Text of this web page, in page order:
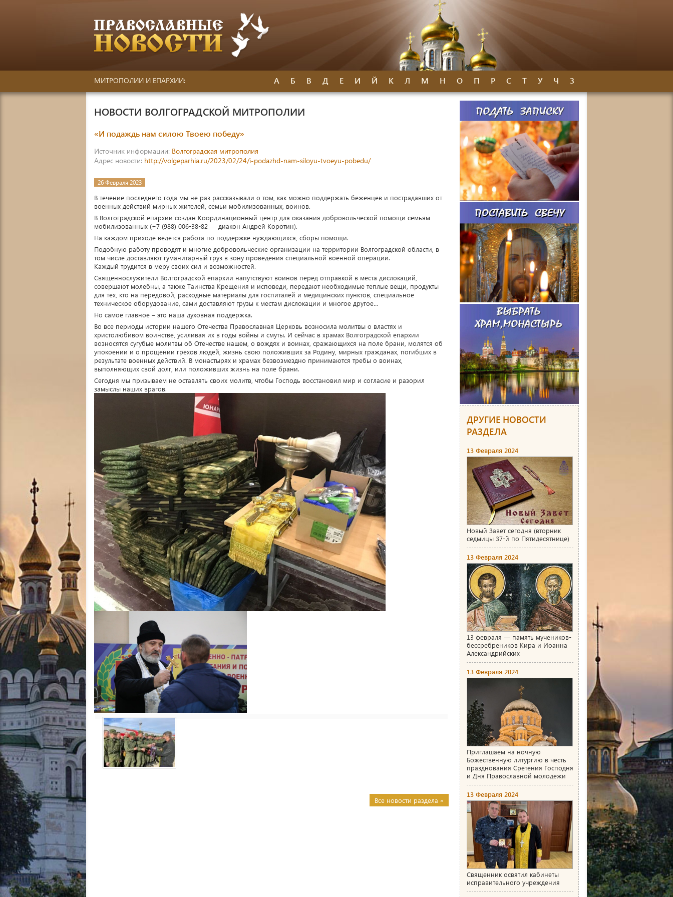
МИТРОПОЛИИ И ЕПАРХИИ: А Б В Д Е И Й К Л М Н О П Р С Т У Ч З
НОВОСТИ ВОЛГОГРАДСКОЙ МИТРОПОЛИИ
«И подаждь нам силою Твоею победу»
Источник информации: Волгоградская митрополия
Адрес новости: http://volgeparhia.ru/2023/02/24/i-podazhd-nam-siloyu-tvoeyu-pobedu/
26 Февраля 2023
В течение последнего года мы не раз рассказывали о том, как можно поддержать беженцев и пострадавших от
военных действий мирных жителей, семьи мобилизованных, воинов.
В Волгоградской епархии создан Координационный центр для оказания добровольческой помощи семьям
мобилизованных (+7 (988) 006-38-82 — диакон Андрей Коротин).
На каждом приходе ведется работа по поддержке нуждающихся, сборы помощи.
Подобную работу проводят и многие добровольческие организации на территории Волгоградской области, в
том числе доставляют гуманитарный груз в зону проведения специальной военной операции.
Каждый трудится в меру своих сил и возможностей.
Священнослужители Волгоградской епархии напутствуют воинов перед отправкой в места дислокаций,
совершают молебны, а также Таинства Крещения и исповеди, передают необходимые теплые вещи, продукты
для тех, кто на передовой, расходные материалы для госпиталей и медицинских пунктов, специальное
техническое оборудование, сами доставляют грузы к местам дислокации и многое другое…
Но самое главное – это наша духовная поддержка.
Во все периоды истории нашего Отечества Православная Церковь возносила молитвы о властях и
христолюбивом воинстве, усиливая их в годы войны и смуты. И сейчас в храмах Волгоградской епархии
возносятся сугубые молитвы об Отечестве нашем, о вождях и воинах, сражающихся на поле брани, молятся об
упокоении и о прощении грехов людей, жизнь свою положивших за Родину, мирных гражданах, погибших в
результате военных действий. В монастырях и храмах безвозмездно принимаются требы о воинах,
выполняющих свой долг, или положивших жизнь на поле брани.
Сегодня мы призываем не оставлять своих молитв, чтобы Господь восстановил мир и согласие и разорил
замыслы наших врагов.
Все новости раздела »
ДРУГИЕ НОВОСТИ
РАЗДЕЛА
13 Февраля 2024
Новый Завет сегодня (вторник
седмицы 37-й по Пятидесятнице)
13 Февраля 2024
13 февраля — память мучеников-
бессребреников Кира и Иоанна
Александрийских
13 Февраля 2024
Приглашаем на ночную
Божественную литургию в честь
празднования Сретения Господня
и Дня Православной молодежи
13 Февраля 2024
Священник освятил кабинеты
исправительного учреждения